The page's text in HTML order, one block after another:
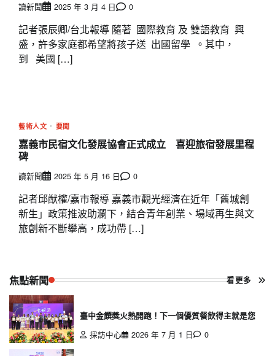
讀新聞 2025 年 3 月 4 日 0
記者張辰卿/台北報導 隨著 國際教育 及 雙語教育 興
盛，許多家庭都希望將孩子送 出國留學 。其中，
到 美國 […]
藝術人文 要聞
嘉義市民宿文化發展協會正式成立 喜迎旅宿發展里程
碑
讀新聞 2025 年 5 月 16 日 0
記者邱猷權/嘉市報導 嘉義市觀光經濟在近年「舊城創
新生」政策推波助瀾下，結合青年創業、場域再生與文
旅創新不斷攀高，成功帶 […]
焦點新聞 看更多
臺中金饌獎火熱開跑！下一個優質餐飲得主就是您
採訪中心
2026 年 7 月 1 日 0